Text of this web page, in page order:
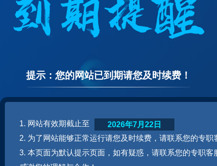
提示：您的网站已到期请您及时续费！
1. 网站有效期截止至
2. 为了网站能够正常运行请您及时续费，请联系您的专职
3. 本页面为默认提示页面，如有疑惑，请联系您的专职客
2026年7月22日